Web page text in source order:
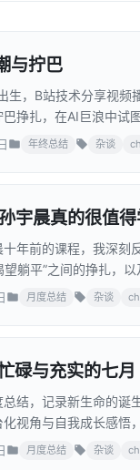
与拧巴
生，B站技术分享视频
挣扎，在AI巨浪中试
年终总结 杂谈
晨真的很值得
年前的课程，我深刻
望躺平”之间的挣扎，
月度总结 杂谈
与充实的七月
结，记录新生命的诞
视角与自我成长感悟
月度总结 杂谈